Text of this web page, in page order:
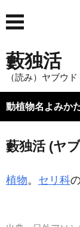
藪独活
（読み）ヤブウド
動植物名よみか
藪独活 (ヤ
植物。 セリ科